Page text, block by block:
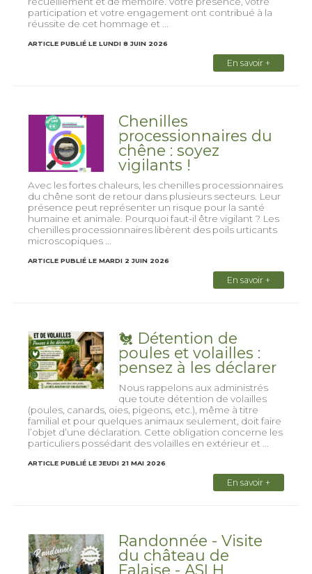
participation et votre engagement ont contribué à la
réussite de cet hommage et ...
ARTICLE PUBLIÉ LE LUNDI 8 JUIN 2026
En savoir +
Chenilles
processionnaires du
chêne : soyez
vigilants !
Avec les fortes chaleurs, les chenilles processionnaires
du chêne sont de retour dans plusieurs secteurs. Leur
présence peut représenter un risque pour la santé
humaine et animale. Pourquoi faut-il être vigilant ? Les
chenilles processionnaires libèrent des poils urticants
microscopiques ...
ARTICLE PUBLIÉ LE MARDI 2 JUIN 2026
En savoir +
🐔 Détention de
poules et volailles :
pensez à les déclarer
Nous rappelons aux administrés
que toute détention de volailles
(poules, canards, oies, pigeons, etc.), même à titre
familial et pour quelques animaux seulement, doit faire
l’objet d’une déclaration. Cette obligation concerne les
particuliers possédant des volailles en extérieur et ...
ARTICLE PUBLIÉ LE JEUDI 21 MAI 2026
En savoir +
Randonnée - Visite
du château de
Falaise - ASLH